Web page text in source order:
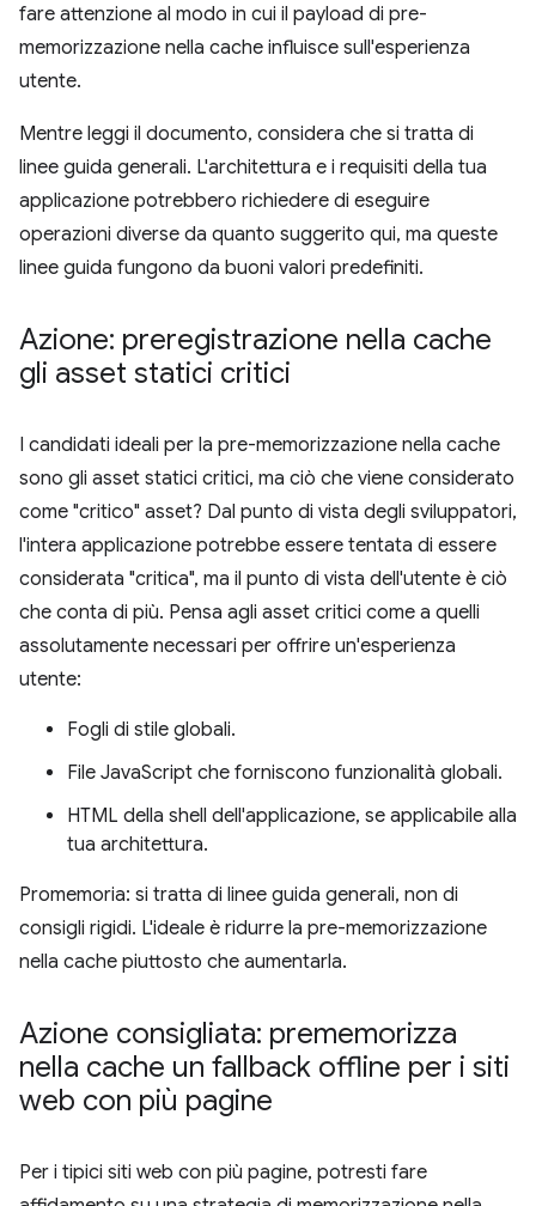
fare attenzione al modo in cui il payload di pre-
memorizzazione nella cache influisce sull'esperienza
utente.
Mentre leggi il documento, considera che si tratta di
linee guida generali. L'architettura e i requisiti della tua
applicazione potrebbero richiedere di eseguire
operazioni diverse da quanto suggerito qui, ma queste
linee guida fungono da buoni valori predefiniti.
Azione: preregistrazione nella cache
gli asset statici critici
I candidati ideali per la pre-memorizzazione nella cache
sono gli asset statici critici, ma ciò che viene considerato
come "critico" asset? Dal punto di vista degli sviluppatori,
l'intera applicazione potrebbe essere tentata di essere
considerata "critica", ma il punto di vista dell'utente è ciò
che conta di più. Pensa agli asset critici come a quelli
assolutamente necessari per offrire un'esperienza
utente:
Fogli di stile globali.
File JavaScript che forniscono funzionalità globali.
HTML della shell dell'applicazione, se applicabile alla
tua architettura.
Promemoria: si tratta di linee guida generali, non di
consigli rigidi. L'ideale è ridurre la pre-memorizzazione
nella cache piuttosto che aumentarla.
Azione consigliata: prememorizza
nella cache un fallback offline per i siti
web con più pagine
Per i tipici siti web con più pagine, potresti fare